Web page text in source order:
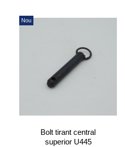
Nou
Bolt tirant central
superior U445